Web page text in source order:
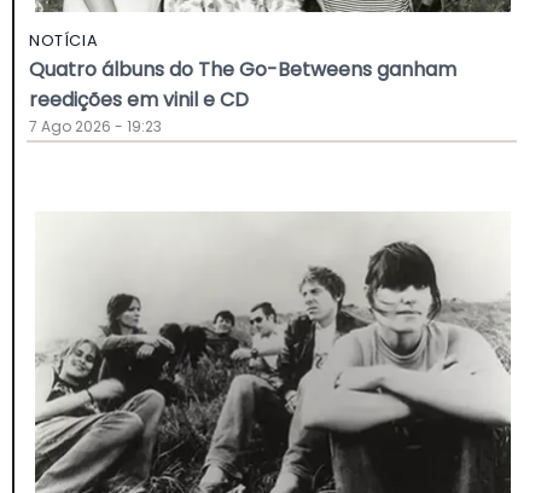
NOTÍCIA
Quatro álbuns do The Go-Betweens ganham
reedições em vinil e CD
7 Ago 2026 - 19:23